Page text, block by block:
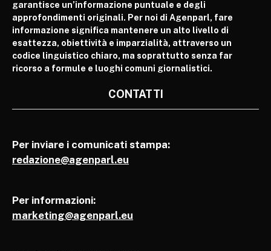
garantisce un’informazione puntuale e degli
approfondimenti originali. Per noi di Agenparl, fare
informazione significa mantenere un alto livello di
esattezza, obiettività e imparzialità, attraverso un
codice linguistico chiaro, ma soprattutto senza far
ricorso a formule e luoghi comuni giornalistici.
CONTATTI
Per inviare i comunicati stampa:
redazione@agenparl.eu
Per informazioni:
marketing@agenparl.eu